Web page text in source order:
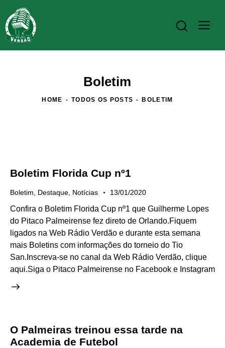
Boletim
HOME TODOS OS POSTS BOLETIM
Boletim Florida Cup nº1
Boletim, Destaque, Notícias 13/01/2020
Confira o Boletim Florida Cup nº1 que Guilherme Lopes
do Pitaco Palmeirense fez direto de Orlando.Fiquem
ligados na Web Rádio Verdão e durante esta semana
mais Boletins com informações do torneio do Tio
San.Inscreva-se no canal da Web Rádio Verdão, clique
aqui.Siga o Pitaco Palmeirense no Facebook e Instagram
O Palmeiras treinou essa tarde na
Academia de Futebol